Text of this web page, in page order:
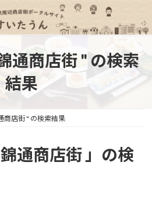
通商店街 " の検索
結果
商店街 " の検索結果
錦通商店街 」の検